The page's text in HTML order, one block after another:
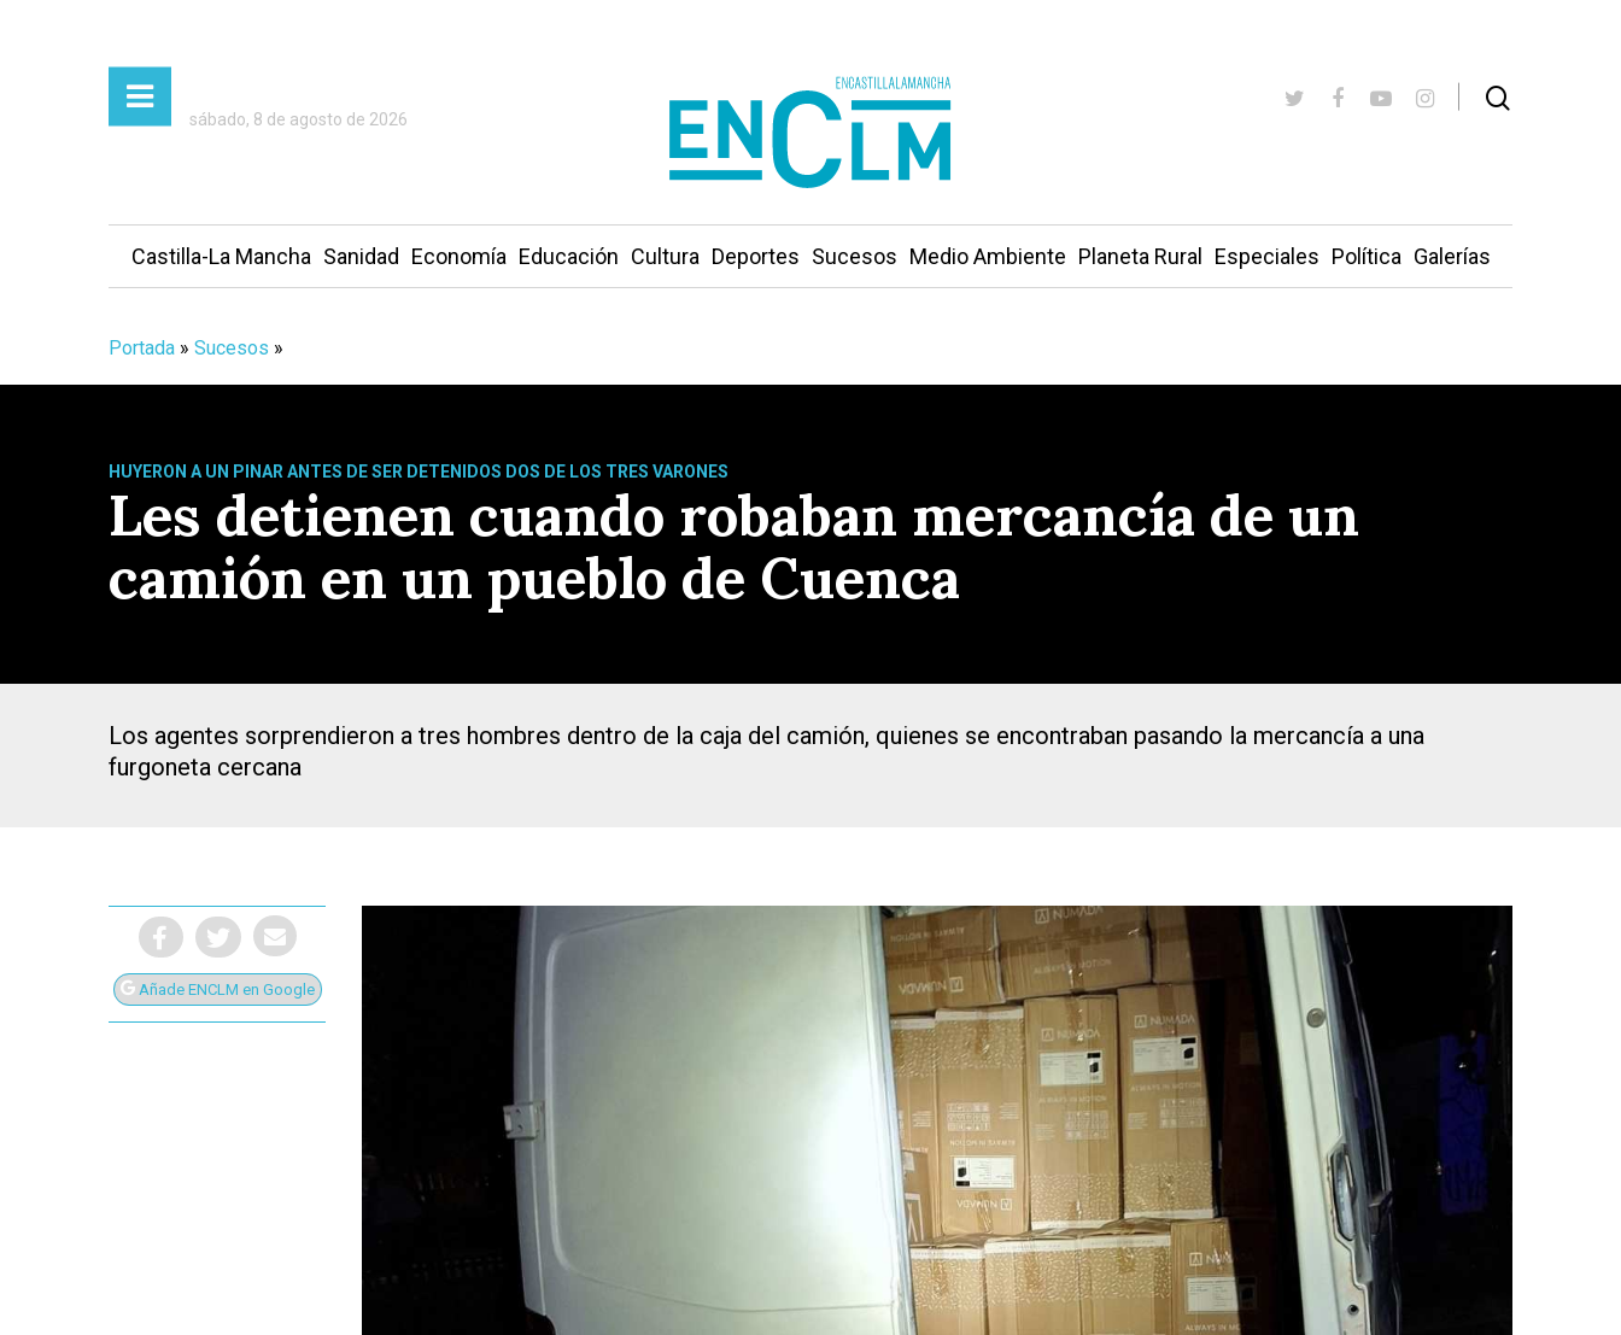
Presiona Intro para buscar o ESC para cerrar
sábado, 8 de agosto de 2026
Castilla-La Mancha Sanidad Economía Educación Cultura Deportes Sucesos Medio Ambiente Planeta Rural Especiales Política Galerías
Portada » Sucesos »
HUYERON A UN PINAR ANTES DE SER DETENIDOS DOS DE LOS TRES VARONES
Les detienen cuando robaban mercancía de un
camión en un pueblo de Cuenca
Los agentes sorprendieron a tres hombres dentro de la caja del camión, quienes se encontraban pasando la mercancía a una
furgoneta cercana
Añade ENCLM en Google